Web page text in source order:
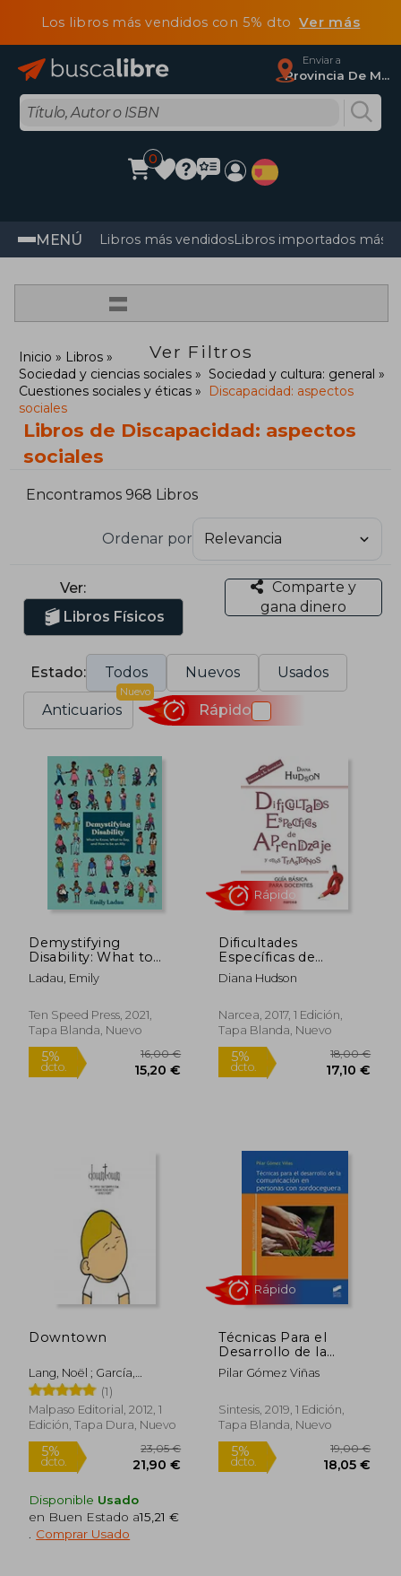
Los libros más vendidos con 5% dtoVer más
Enviar a
Provincia De Madrid
0
MENÚ Libros más vendidosLibros importados más
=
Ver Filtros
Inicio
Libros
Sociedad y ciencias sociales
Sociedad y cultura: general
Cuestiones sociales y éticas
Discapacidad: aspectos
sociales
Libros de Discapacidad: aspectos
sociales
Encontramos 968 Libros
Ordenar por
Ver:
Libros Físicos
Comparte y
gana dinero
Estado: Todos Nuevos Usados
Anticuarios
Nuevo
Rápido
Demystifying
Disability: What to
Know, What to Say,
and how to be an Ally
Ladau, Emily
Ten Speed Press, 2021,
Tapa Blanda, Nuevo
Dificultades
Específicas de
Aprendizaje y Otros
Trastornos: Guía
Diana Hudson
Narcea, 2017, 1 Edición,
Tapa Blanda, Nuevo
5%
dcto.
Downtown
Lang, Noël ; García,
Rodrigo
(1)
Malpaso Editorial, 2012, 1
Edición, Tapa Dura, Nuevo
Disponible Usado
en Buen Estado a15,21 €
Comprar Usado
Técnicas Para el
Desarrollo de la
Comunicación en
Personas con
Pilar Gómez Viñas
Sintesis, 2019, 1 Edición,
Tapa Blanda, Nuevo
Rápido